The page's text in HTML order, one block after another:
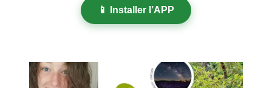
📱 Installer l’APP